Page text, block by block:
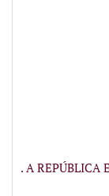
. A REPÚBLICA